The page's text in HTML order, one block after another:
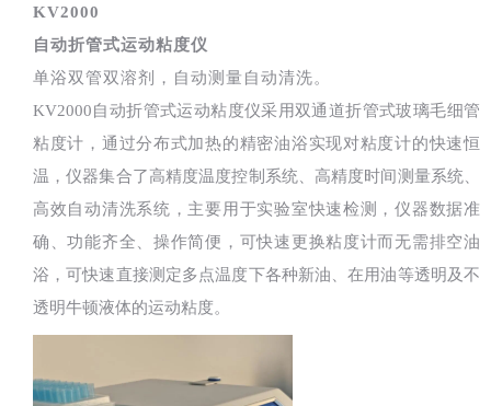
KV2000
自动折管式运动粘度仪
单浴双管双溶剂，自动测量自动清洗。
KV2000自动折管式运动粘度仪采用双通道折管式玻璃毛细管
粘度计，通过分布式加热的精密油浴实现对粘度计的快速恒
温，仪器集合了高精度温度控制系统、高精度时间测量系统、
高效自动清洗系统，主要用于实验室快速检测，仪器数据准
确、功能齐全、操作简便，可快速更换粘度计而无需排空油
浴，可快速直接测定多点温度下各种新油、在用油等透明及不
透明牛顿液体的运动粘度。